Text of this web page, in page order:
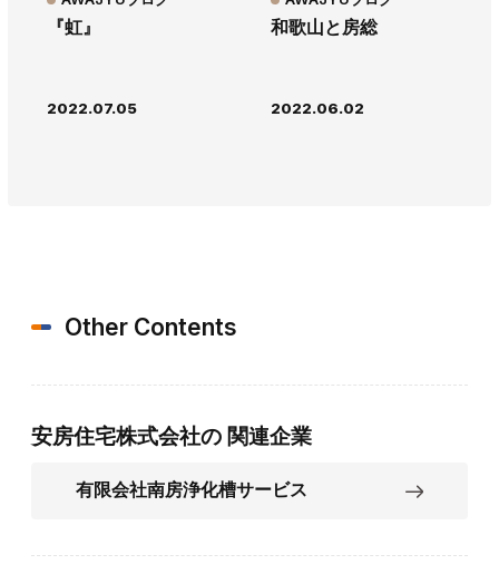
『虹』
2022.07.05
和歌山と房総
2022.06.02
Other Contents
安房住宅株式会社の 関連企業
有限会社南房浄化槽サービス